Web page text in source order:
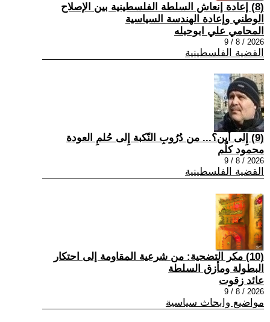
(8) إعادة إنعاش السلطة الفلسطينية بين الإصلاح
الوطني وإعادة الهندسة السياسية
المحامي علي ابوحبله
2026 / 8 / 9
القضية الفلسطينية
(9) إِلى أين؟... من دُرُوبِ النّكبة إِلى حُلمِ العودة
محمود كلّم
2026 / 8 / 9
القضية الفلسطينية
(10) مكر التضحية: من شرعية المقاومة إلى احتكار
البطولة ومأزق السلطة
عائد زقوت
2026 / 8 / 9
مواضيع وابحاث سياسية